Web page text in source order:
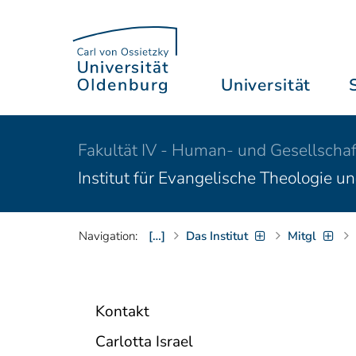
Universität
Fakultät IV - Human- und
Institut für Evangelische Theologie
Navigation: […] Das Institut Mitgl
Kontakt
Carlotta Israel